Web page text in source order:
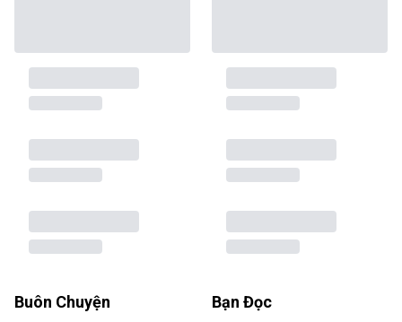
Buôn Chuyện Bạn Đọc